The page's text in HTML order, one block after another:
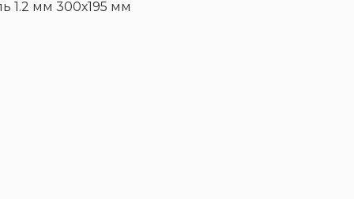
1.2 мм 300х195 мм